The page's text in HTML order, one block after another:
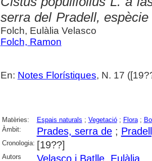
serra del Pradell,
Folch, Eulàlia Velasco
Folch, Ramon
En: Notes Florístiques, N. 17
Matèries: Espais naturals ; Vegetació; Flora;
Àmbit:
Prades, serra de;
Cronologia: [19??]
Autors
Velasco i Batlle, Eulàlia